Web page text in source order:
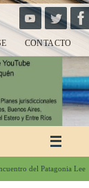
CONTACTO
del Patagonia Lee